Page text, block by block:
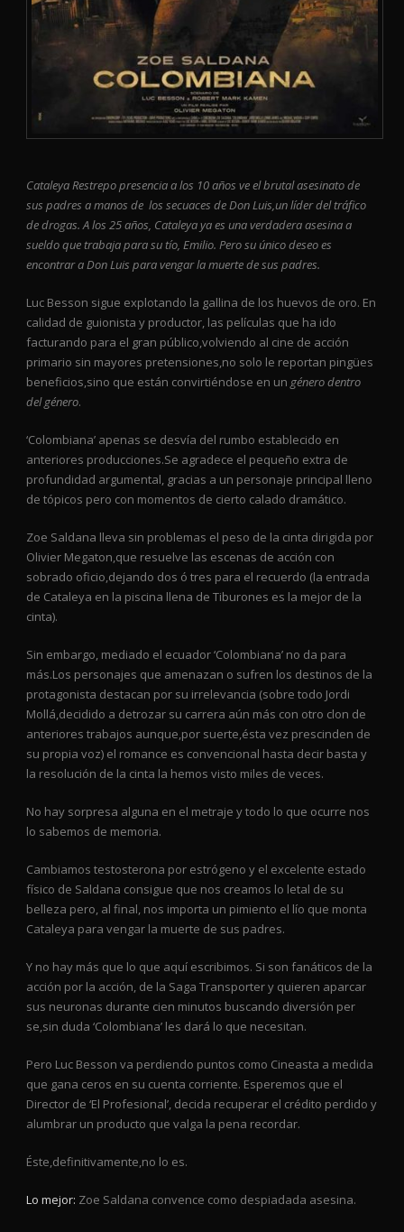
Cataleya Restrepo presencia a los 10 años ve el brutal asesinato de
sus padres a manos de los secuaces de Don Luis,un líder del tráfico
de drogas. A los 25 años, Cataleya ya es una verdadera asesina a
sueldo que trabaja para su tío, Emilio. Pero su único deseo es
encontrar a Don Luis para vengar la muerte de sus padres.
Luc Besson sigue explotando la gallina de los huevos de oro. En
calidad de guionista y productor, las películas que ha ido
facturando para el gran público,volviendo al cine de acción
primario sin mayores pretensiones,no solo le reportan pingües
beneficios,sino que están convirtiéndose en un género dentro
del género.
‘Colombiana’ apenas se desvía del rumbo establecido en
anteriores producciones.Se agradece el pequeño extra de
profundidad argumental, gracias a un personaje principal lleno
de tópicos pero con momentos de cierto calado dramático.
Zoe Saldana lleva sin problemas el peso de la cinta dirigida por
Olivier Megaton,que resuelve las escenas de acción con
sobrado oficio,dejando dos ó tres para el recuerdo (la entrada
de Cataleya en la piscina llena de Tiburones es la mejor de la
cinta).
Sin embargo, mediado el ecuador ‘Colombiana’ no da para
más.Los personajes que amenazan o sufren los destinos de la
protagonista destacan por su irrelevancia (sobre todo Jordi
Mollá,decidido a detrozar su carrera aún más con otro clon de
anteriores trabajos aunque,por suerte,ésta vez prescinden de
su propia voz) el romance es convencional hasta decir basta y
la resolución de la cinta la hemos visto miles de veces.
No hay sorpresa alguna en el metraje y todo lo que ocurre nos
lo sabemos de memoria.
Cambiamos testosterona por estrógeno y el excelente estado
físico de Saldana consigue que nos creamos lo letal de su
belleza pero, al final, nos importa un pimiento el lío que monta
Cataleya para vengar la muerte de sus padres.
Y no hay más que lo que aquí escribimos. Si son fanáticos de la
acción por la acción, de la Saga Transporter y quieren aparcar
sus neuronas durante cien minutos buscando diversión per
se,sin duda ‘Colombiana’ les dará lo que necesitan.
Pero Luc Besson va perdiendo puntos como Cineasta a medida
que gana ceros en su cuenta corriente. Esperemos que el
Director de ‘El Profesional’, decida recuperar el crédito perdido y
alumbrar un producto que valga la pena recordar.
Éste,definitivamente,no lo es.
Lo mejor: Zoe Saldana convence como despiadada asesina.